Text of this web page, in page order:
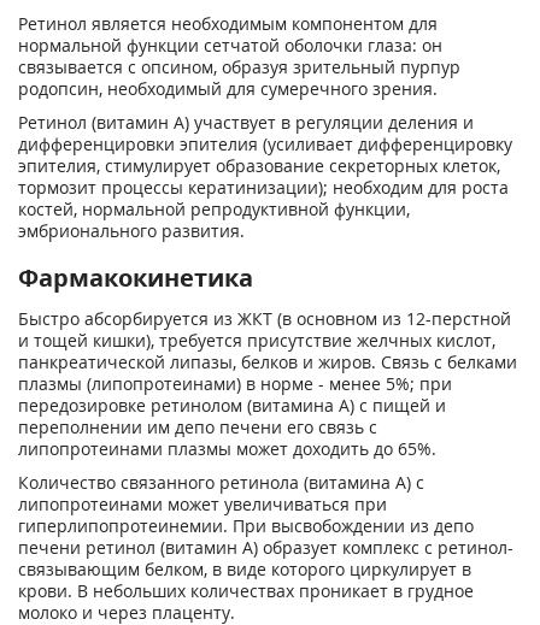
Ретинол является необходимым компонентом для
нормальной функции сетчатой оболочки глаза: он
связывается с опсином, образуя зрительный пурпур
родопсин, необходимый для сумеречного зрения.
Ретинол (витамин А) участвует в регуляции деления и
дифференцировки эпителия (усиливает дифференцировку
эпителия, стимулирует образование секреторных клеток,
тормозит процессы кератинизации); необходим для роста
костей, нормальной репродуктивной функции,
эмбрионального развития.
Фармакокинетика
Быстро абсорбируется из ЖКТ (в основном из 12-перстной
и тощей кишки), требуется присутствие желчных кислот,
панкреатической липазы, белков и жиров. Связь с белками
плазмы (липопротеинами) в норме - менее 5%; при
передозировке ретинолом (витамина А) с пищей и
переполнении им депо печени его связь с
липопротеинами плазмы может доходить до 65%.
Количество связанного ретинола (витамина А) с
липопротеинами может увеличиваться при
гиперлипопротеинемии. При высвобождении из депо
печени ретинол (витамин А) образует комплекс с ретинол-
связывающим белком, в виде которого циркулирует в
крови. В небольших количествах проникает в грудное
молоко и через плаценту.